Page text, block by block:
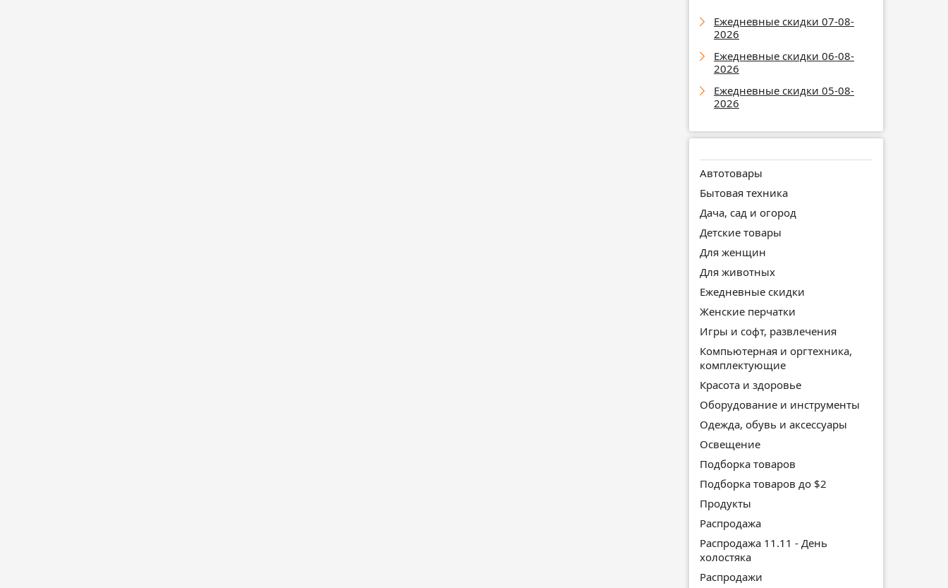
Ежедневные скидки 07-08-
2026
Ежедневные скидки 06-08-
2026
Ежедневные скидки 05-08-
2026
Автотовары
Бытовая техника
Дача, сад и огород
Детские товары
Для женщин
Для животных
Ежедневные скидки
Женские перчатки
Игры и софт, развлечения
Компьютерная и оргтехника,
комплектующие
Красота и здоровье
Оборудование и инструменты
Одежда, обувь и аксессуары
Освещение
Подборка товаров
Подборка товаров до $2
Продукты
Распродажа
Распродажа 11.11 - День
холостяка
Распродажи